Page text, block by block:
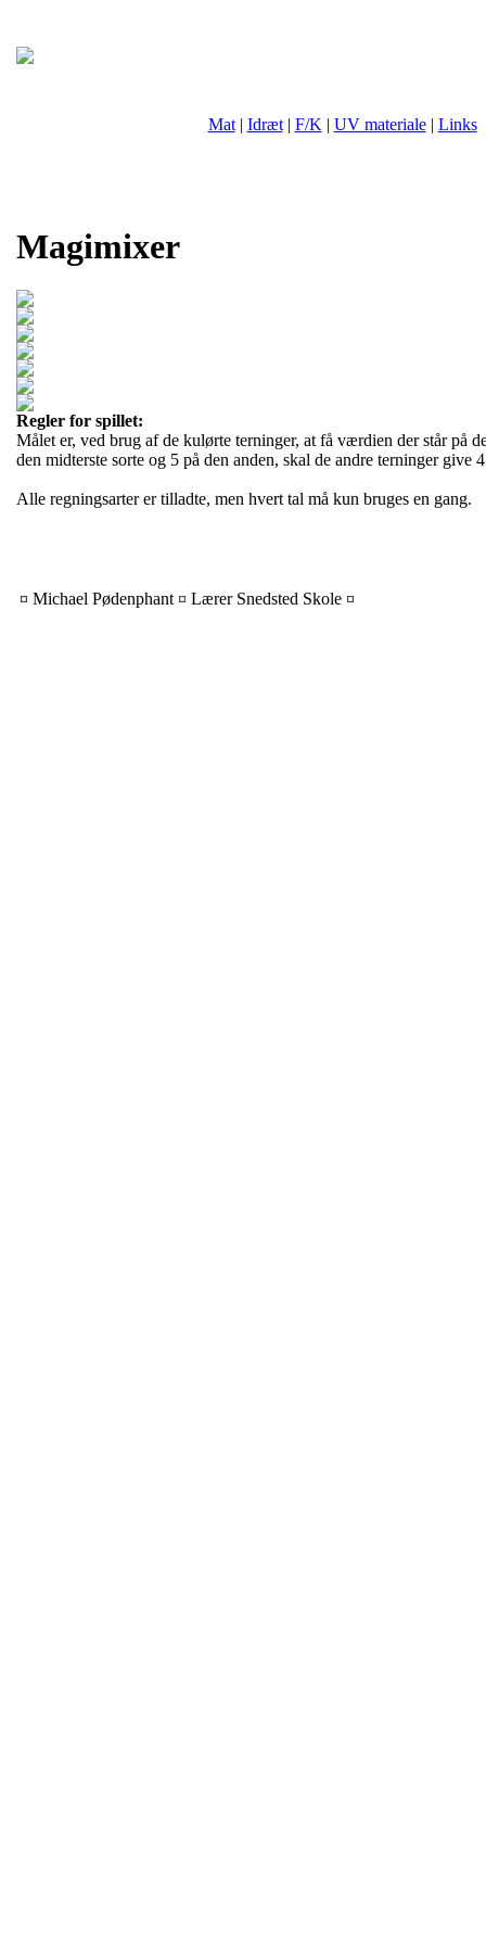
Mat| Idræt| F/K | UV materiale| Links
Magimixer
Regler for spillet:
Målet er, ved brug af de kulørte terninger, at få værdien der står på
den midterste sorte og 5 på den anden, skal de andre terninger give
Alle regningsarter er tilladte, men hvert tal må kun bruges en gang.
¤ Michael Pødenphant ¤ Lærer Snedsted Skole ¤